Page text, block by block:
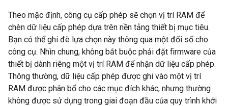
Theo mặc định, công cụ cấp phép sẽ chọn vị trí RAM để
chèn dữ liệu cấp phép dựa trên nền tảng thiết bị mục tiêu.
Bạn có thể ghi đè lựa chọn này thông qua một đối số cho
công cụ. Nhìn chung, không bắt buộc phải đặt firmware của
thiết bị dành riêng một vị trí RAM để nhận dữ liệu cấp phép.
Thông thường, dữ liệu cấp phép được ghi vào một vị trí
RAM được phân bổ cho các mục đích khác, nhưng thường
không được sử dụng trong giai đoạn đầu của quy trình khởi